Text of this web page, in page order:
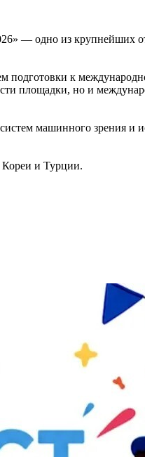
— одно из крупнейших
подготовки к
площадки, но и
машинного зрения и
и Турции.